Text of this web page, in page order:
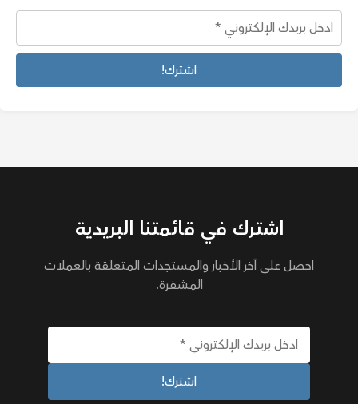
اشترك في قائمتنا البريدية
احصل على آخر الأخبار والمستجدات المتعلقة بالعملات
المشفرة.